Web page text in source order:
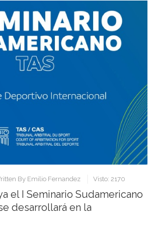
By Emilio Fernandez Visto: 2170
el I Seminario Sudamericano
desarrollará en la